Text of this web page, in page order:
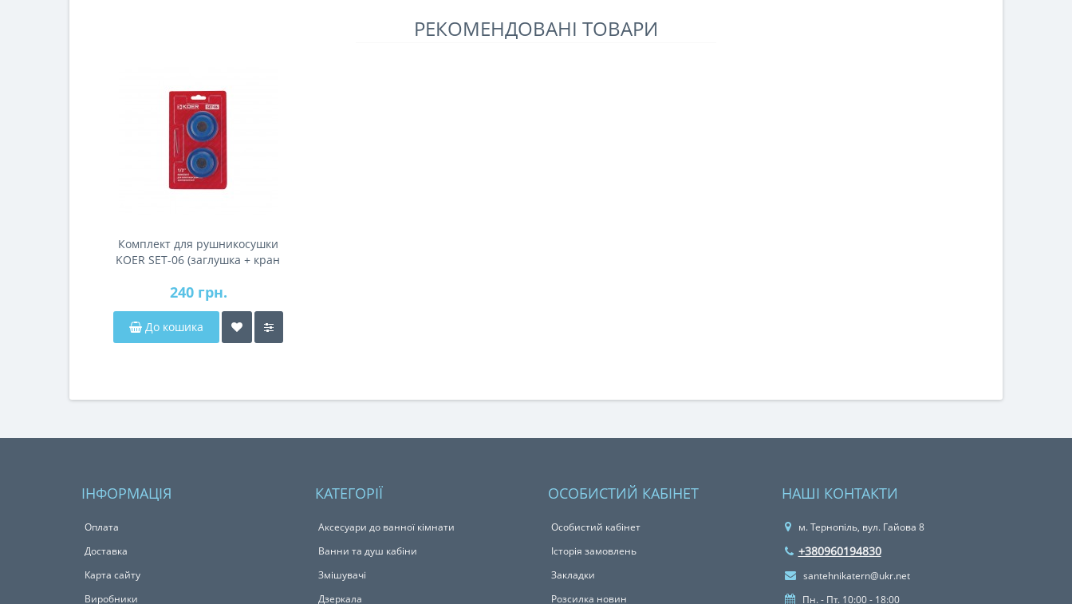
РЕКОМЕНДОВАНІ ТОВАРИ
Комплект для рушникосушки
KOER SET-06 (заглушка + кран
240 грн.
До кошика
ІНФОРМАЦІЯ
Оплата
Доставка
Карта сайту
Виробники
КАТЕГОРІЇ
Аксесуари до ванної кімнати
Ванни та душ кабіни
Змішувачі
Дзеркала
ОСОБИСТИЙ КАБІНЕТ
Особистий кабінет
Історія замовлень
Закладки
Розсилка новин
НАШІ КОНТАКТИ
м. Тернопіль, вул. Гайова 8
+380960194830
santehnikatern@ukr.net
Пн. - Пт. 10:00 - 18:00